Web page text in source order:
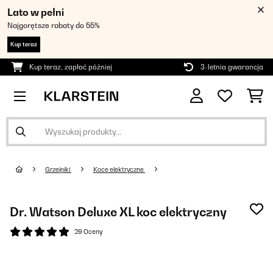
Lato w pełni
Najgorętsze rabaty do 55%
Kup teraz
Kup teraz, zapłać później 3-letnia gwarancja
Grzejniki Koce elektryczne
Dr. Watson Deluxe XL koc elektryczny
29 Oceny